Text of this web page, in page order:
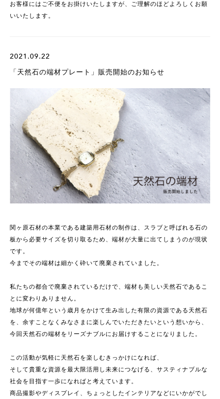
お客様にはご不便をお掛けいたしますが、ご理解のほどよろしくお願
いいたします。
2021.09.22
「天然石の端材プレート」販売開始のお知らせ
関ヶ原石材の本業である建築用石材の制作は、スラブと呼ばれる石の
板から必要サイズを切り取るため、端材が大量に出てしまうのが現状
です。
今までその端材は細かく砕いて廃棄されていました。
私たちの都合で廃棄されているだけで、端材も美しい天然石であるこ
とに変わりありません。
地球が何億年という歳月をかけて生み出した有限の資源である天然石
を、余すことなくみなさまに楽しんでいただきたいという想いから、
今回天然石の端材をリーズナブルにお届けすることになりました。
この活動が気軽に天然石を楽しむきっかけになれば、
そして貴重な資源を最大限活用し未来につなげる、サスティナブルな
社会を目指す一歩になればと考えています。
商品撮影やディスプレイ、ちょっとしたインテリアなどにいかがでし